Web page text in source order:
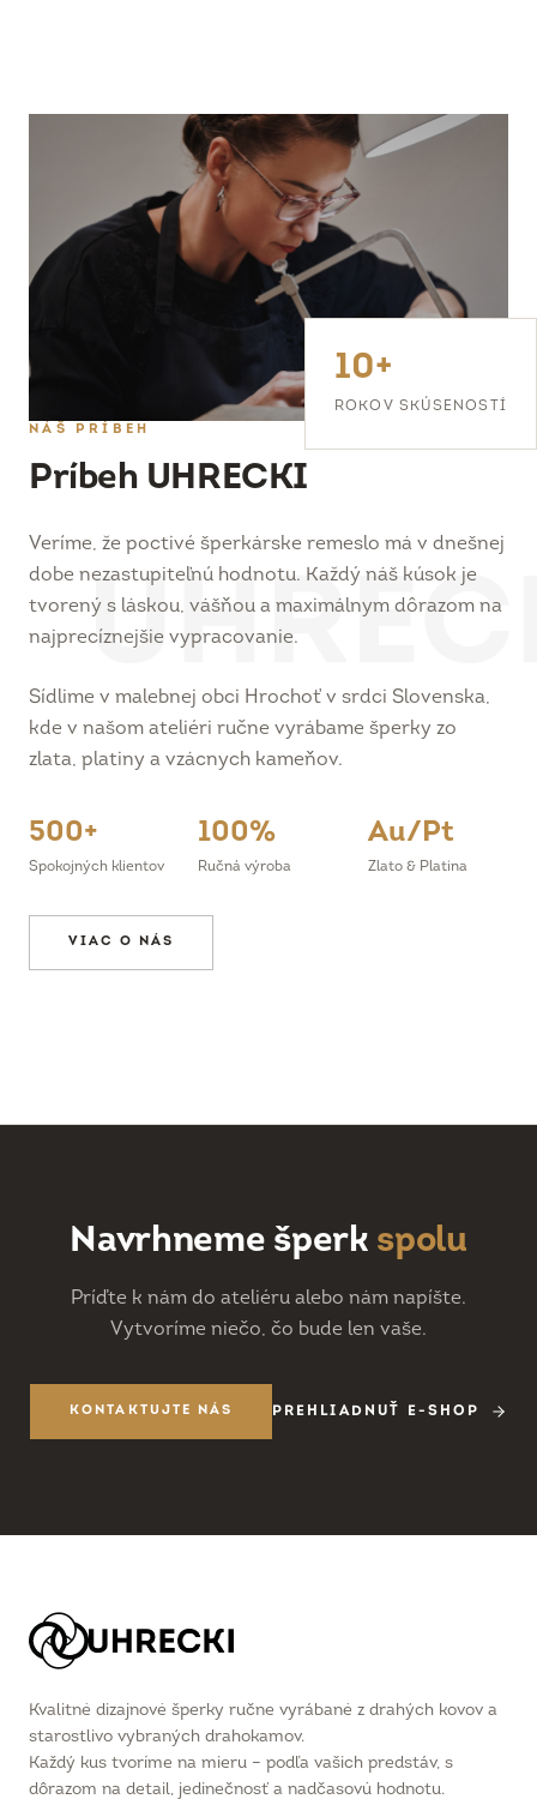
10+
ROKOV SKÚSENOSTÍ
NÁŠ PRÍBEH
Príbeh UHRECKI
Veríme, že poctivé šperkárske remeslo má v dnešnej
dobe nezastupiteľnú hodnotu. Každý náš kúsok je
tvorený s láskou, vášňou a maximálnym dôrazom na
najprecíznejšie vypracovanie.
Sídlime v malebnej obci Hrochoť v srdci Slovenska,
kde v našom ateliéri ručne vyrábame šperky zo
zlata, platiny a vzácnych kameňov.
500+
Spokojných klientov
100%
Ručná výroba
Au/Pt
Zlato & Platina
VIAC O NÁS
Navrhneme šperk spolu
Príďte k nám do ateliéru alebo nám napíšte.
Vytvoríme niečo, čo bude len vaše.
KONTAKTUJTE NÁS PREHLIADNUŤ E-SHOP
Kvalitné dizajnové šperky ručne vyrábané z drahých kovov a
starostlivo vybraných drahokamov.
Každý kus tvoríme na mieru – podľa vašich predstáv, s
dôrazom na detail, jedinečnosť a nadčasovú hodnotu.